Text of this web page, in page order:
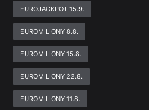
EUROJACKPOT 15.9.
EUROMILIONY 8.8.
EUROMILIONY 15.8.
EUROMILIONY 22.8.
EUROMILIONY 11.8.